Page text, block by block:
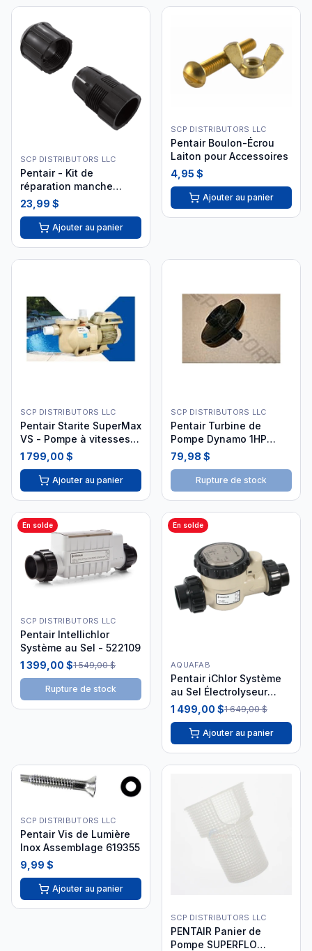
SCP DISTRIBUTORS LLC
Pentair - Kit de
réparation manche
télescopique R191302
i26
23,99 $
Ajouter au panier
SCP DISTRIBUTORS LLC
Pentair Boulon-Écrou
Laiton pour Accessoires
4,95 $
Ajouter au panier
SCP DISTRIBUTORS LLC
Pentair Starite SuperMax
VS - Pompe à vitesses
variable écoénergétique
1 799,00 $
Ajouter au panier
SCP DISTRIBUTORS LLC
Pentair Turbine de
Pompe Dynamo 1HP
1.5HP 355122
79,98 $
Rupture de stock
En solde
SCP DISTRIBUTORS LLC
Pentair Intellichlor
Système au Sel - 522109
1 399,00 $1 549,00 $
Rupture de stock
En solde
AQUAFAB
Pentair iChlor Système
au Sel Électrolyseur
523080
1 499,00 $1 649,00 $
Ajouter au panier
SCP DISTRIBUTORS LLC
Pentair Vis de Lumière
Inox Assemblage 619355
9,99 $
Ajouter au panier
SCP DISTRIBUTORS LLC
PENTAIR Panier de
Pompe SUPERFLO